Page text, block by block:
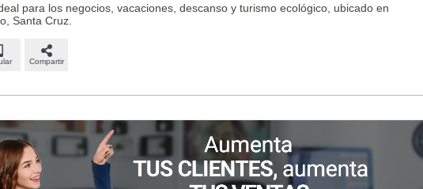
para los negocios, vacaciones, descanso y turismo ecológico, ubicado en
Santa Cruz.
Compartir